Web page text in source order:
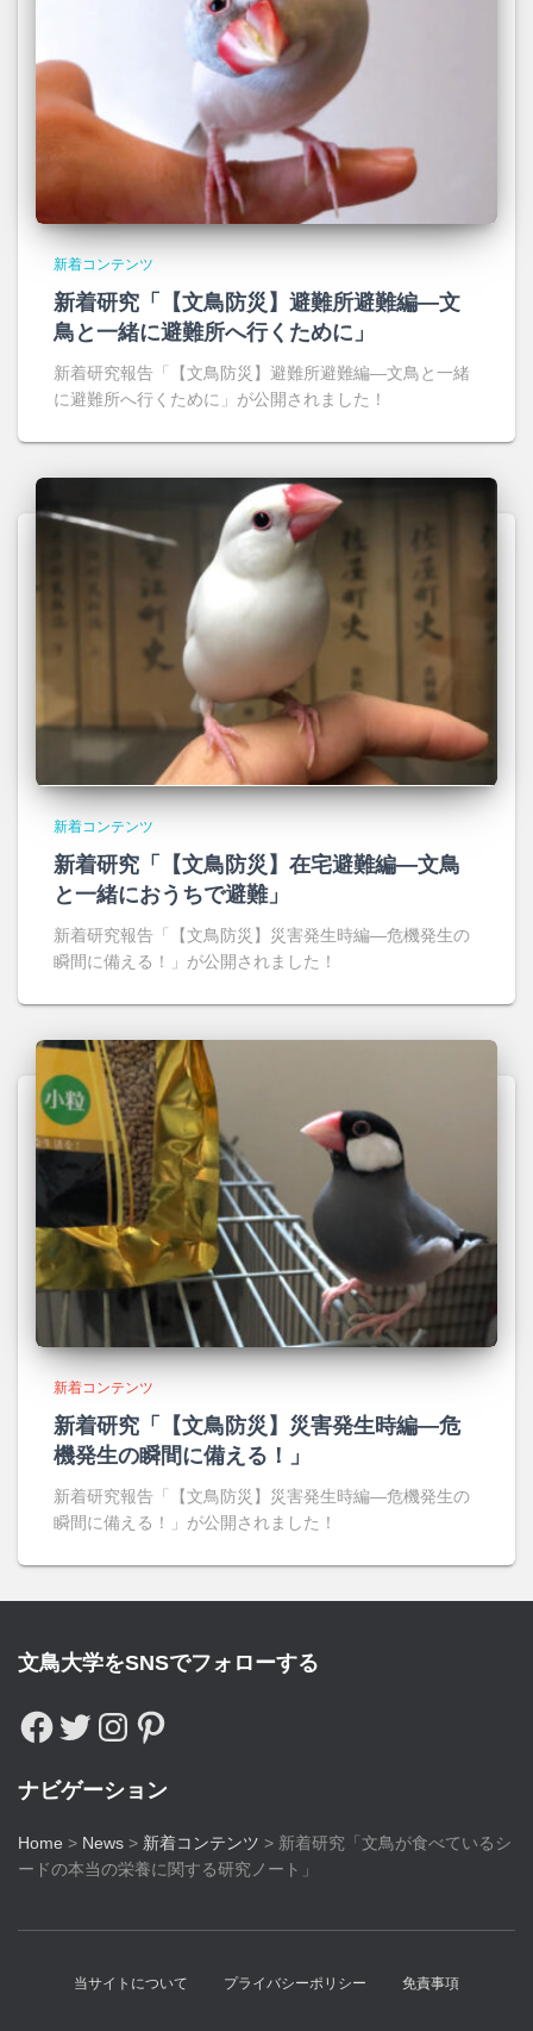
新着コンテンツ
新着研究「【文鳥防災】避難所避難編―文
鳥と一緒に避難所へ行くために」
新着研究報告「【文鳥防災】避難所避難編―文鳥と一緒
に避難所へ行くために」が公開されました！
新着コンテンツ
新着研究「【文鳥防災】在宅避難編―文鳥
と一緒におうちで避難」
新着研究報告「【文鳥防災】災害発生時編―危機発生の
瞬間に備える！」が公開されました！
新着コンテンツ
新着研究「【文鳥防災】災害発生時編―危
機発生の瞬間に備える！」
新着研究報告「【文鳥防災】災害発生時編―危機発生の
瞬間に備える！」が公開されました！
文鳥大学をSNSでフォローする
ナビゲーション
Home > News > 新着コンテンツ > 新着研究「文鳥が食べているシ
ードの本当の栄養に関する研究ノート」
当サイトについて プライバシーポリシー 免責事項